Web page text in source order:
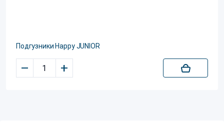
Подгузники Happy JUNIOR
– +